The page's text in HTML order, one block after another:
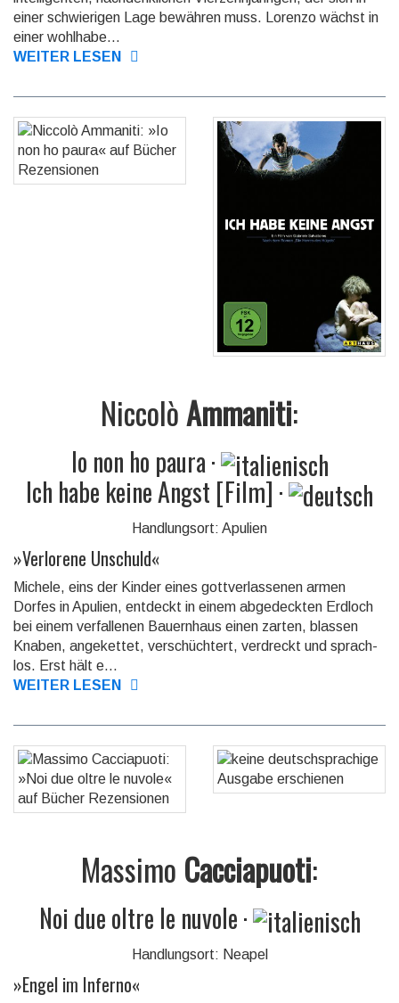
einer schwierigen Lage bewähren muss. Lorenzo wächst in
einer wohl­habe...
WEITER LESEN
NiccolòAmmaniti:
Io non ho paura·
Ich habe keine Angst [Film] ·
Handlungsort: Apulien
»Verlorene Unschuld«
Michele, eins der Kinder eines gottverlassenen armen
Dorfes in Apulien, entdeckt in einem ab­ge­deck­ten Erdloch
bei einem verfallenen Bauern­haus einen zarten, blassen
Knaben, an­ge­ket­tet, ver­schüch­tert, ver­dreckt und sprach­
los. Erst hält e...
WEITER LESEN
Massimo Cacciapuoti:
Noi due oltre le nuvole·
Handlungsort: Neapel
»Engel im Inferno«